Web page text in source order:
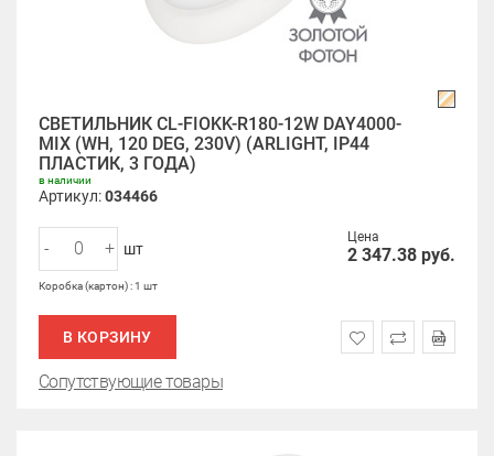
СВЕТИЛЬНИК CL-FIOKK-R180-12W DAY4000-
MIX (WH, 120 DEG, 230V) (ARLIGHT, IP44
ПЛАСТИК, 3 ГОДА)
в наличии
Артикул:034466
Цена
2 347.38 руб.
- + шт
Коробка (картон) : 1 шт
В КОРЗИНУ
Сопутствующие товары